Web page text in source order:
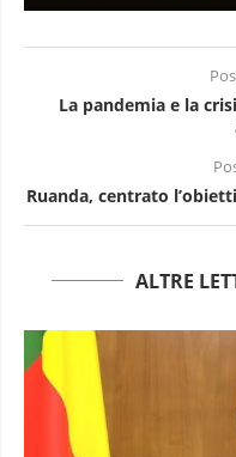
La pandemia e la
Ruanda, centrato
ALTRE